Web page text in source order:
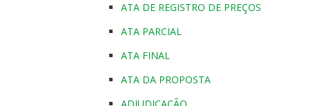
ATA DE REGISTRO DE PREÇOS
ATA PARCIAL
ATA FINAL
ATA DA PROPOSTA